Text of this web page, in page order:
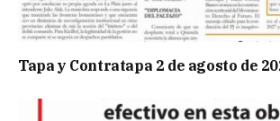
Tapa y Contratapa 2 de agosto de